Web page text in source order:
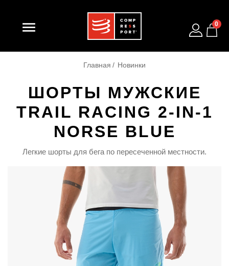
 0
Главная Новинки
ШОРТЫ МУЖСКИЕ
TRAIL RACING 2-IN-1
NORSE BLUE
Легкие шорты для бега по пересеченной местности.